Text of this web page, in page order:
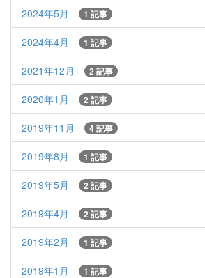
2024年5月 1 記事
2024年4月 1 記事
2021年12月 2 記事
2020年1月 2 記事
2019年11月 4 記事
2019年8月 1 記事
2019年5月 2 記事
2019年4月 2 記事
2019年2月 1 記事
2019年1月 1 記事